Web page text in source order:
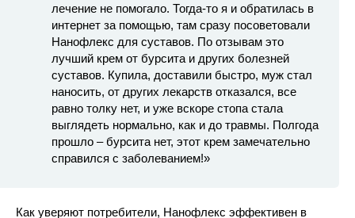
лечение не помогало. Тогда-то я и обратилась в
интернет за помощью, там сразу посоветовали
Нанофлекс для суставов. По отзывам это
лучший крем от бурсита и других болезней
суставов. Купила, доставили быстро, муж стал
наносить, от других лекарств отказался, все
равно толку нет, и уже вскоре стопа стала
выглядеть нормально, как и до травмы. Полгода
прошло – бурсита нет, этот крем замечательно
справился с заболеванием!»
Как уверяют потребители, Нанофлекс эффективен в